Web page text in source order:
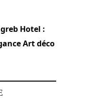
Hotel :
Art déco